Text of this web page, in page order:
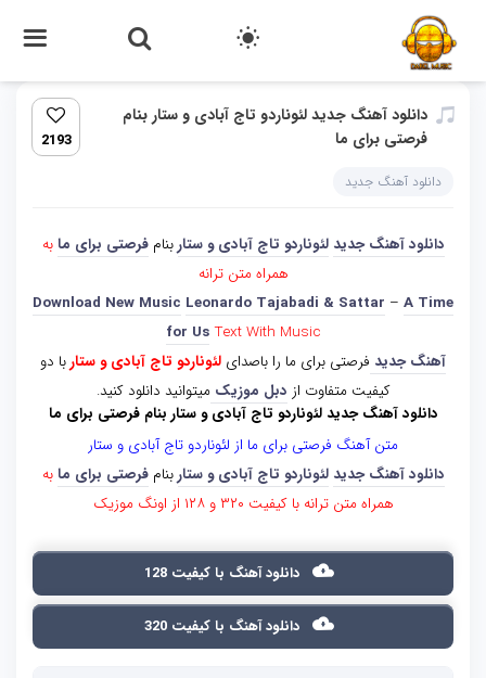
دانلود آهنگ جدید لئوناردو تاج آبادی و ستار بنام
فرصتى براى ما
2193
دانلود آهنگ جدید
دانلود آهنگ جدید لئوناردو تاج آبادی و ستاربنامفرصتى براى ما به
همراه متن ترانه
Download New Music Leonardo Tajabadi & Sattar – A Time
for UsText With Music
آهنگ جدید فرصتى براى ما را باصدای لئوناردو تاج آبادی و ستاربا دو
کیفیت متفاوت از دبل موزیکمیتوانید دانلود کنید.
دانلود آهنگ جدید لئوناردو تاج آبادی و ستار بنام فرصتى براى ما
متن آهنگ فرصتى براى ما از لئوناردو تاج آبادی و ستار
دانلود آهنگ جدید لئوناردو تاج آبادی و ستاربنامفرصتى براى ما به
همراه متن ترانه با کیفیت ۳۲۰ و ۱۲۸ از اونگ موزیک
دانلود آهنگ با کیفیت 128
دانلود آهنگ با کیفیت 320